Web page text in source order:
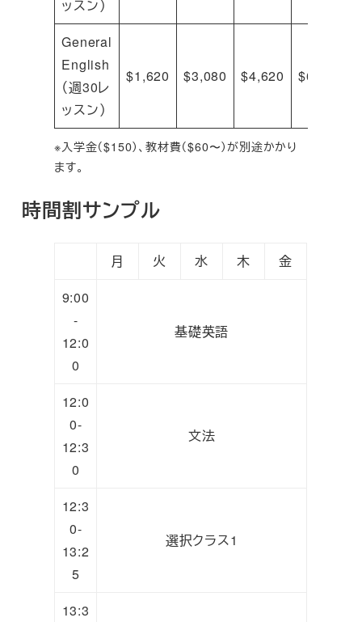
ッスン）
General
English
（週30レ
ッスン）
$1,620 $3,080 $4,620 $6,000
※入学金（$150）、教材費（$60〜）が別途かかり
ます。
時間割サンプル
月 火 水 木
金
9:00
-
12:0
0
基礎英語
12:0
0-
12:3
0
文法
12:3
0-
13:2
5
選択クラス1
13:3